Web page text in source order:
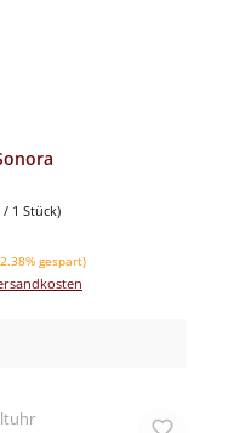
/ 1 Stück)
gespart)